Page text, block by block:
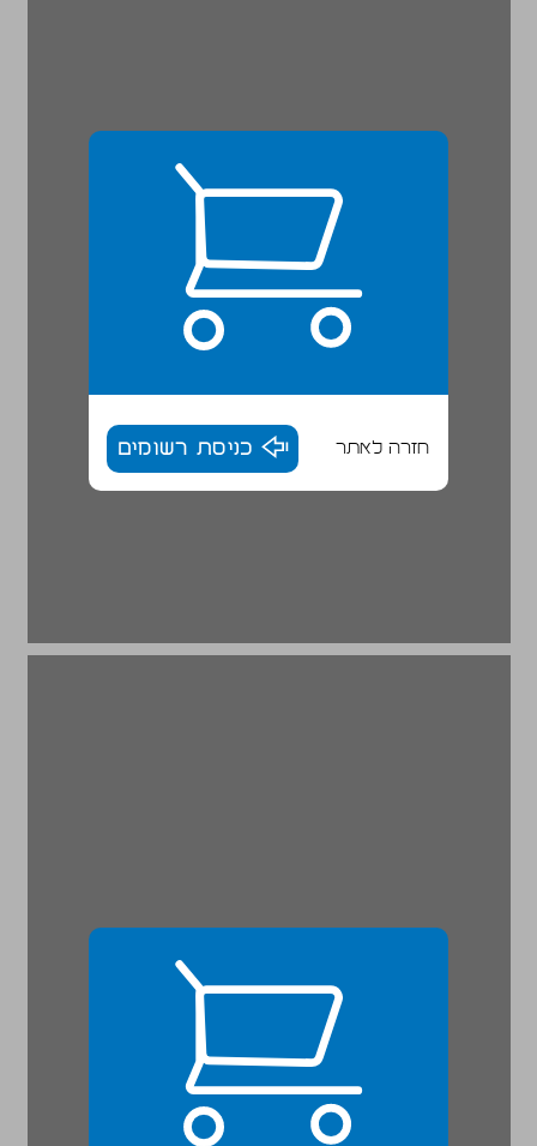
חזרה לאתר כניסת רשומים
ההיגיון הכלכלי ... 17